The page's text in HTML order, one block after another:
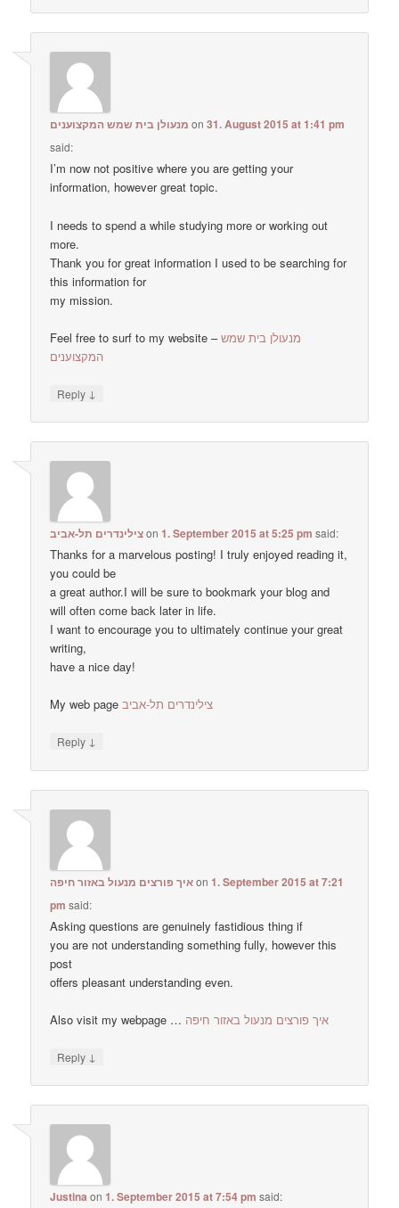
מנעולן בית שמש המקצוענים on31. August 2015 at 1:41 pm
said:
I’m now not positive where you are getting your
information, however great topic.
I needs to spend a while studying more or working out
more.
Thank you for great information I used to be searching for
this information for
my mission.
Feel free to surf to my website –מנעולן בית שמש
המקצוענים
Reply ↓
צילינדרים תל-אביבon1. September 2015 at 5:25 pm said:
Thanks for a marvelous posting! I truly enjoyed reading it,
you could be
a great author.I will be sure to bookmark your blog and
will often come back later in life.
I want to encourage you to ultimately continue your great
writing,
have a nice day!
My web pageצילינדרים תל-אביב
Reply ↓
איך פורצים מנעול באזור חיפהon1. September 2015 at 7:21
pm said:
Asking questions are genuinely fastidious thing if
you are not understanding something fully, however this
post
offers pleasant understanding even.
Also visit my webpage … איך פורצים מנעול באזור חיפה
Reply ↓
Justina on1. September 2015 at 7:54 pm said: